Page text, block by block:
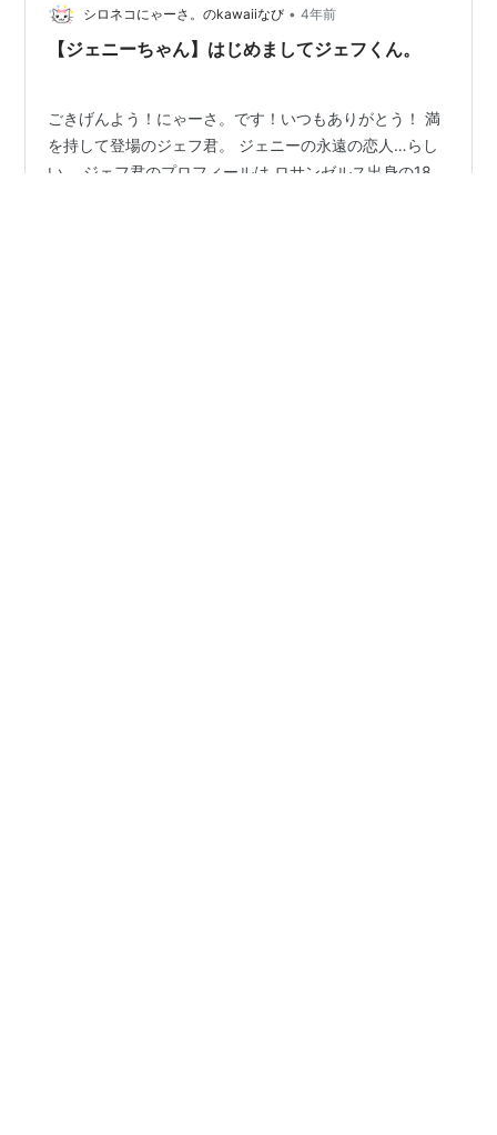
張って達成しました😄 目標を達成できたキャラ(３人目)
３人目はフェザーです。フェザーはヘッドに入るとワン
シロネコにゃーさ。のkawaiiなび • 4年前
【ジェニーちゃん】はじめましてジェフくん。